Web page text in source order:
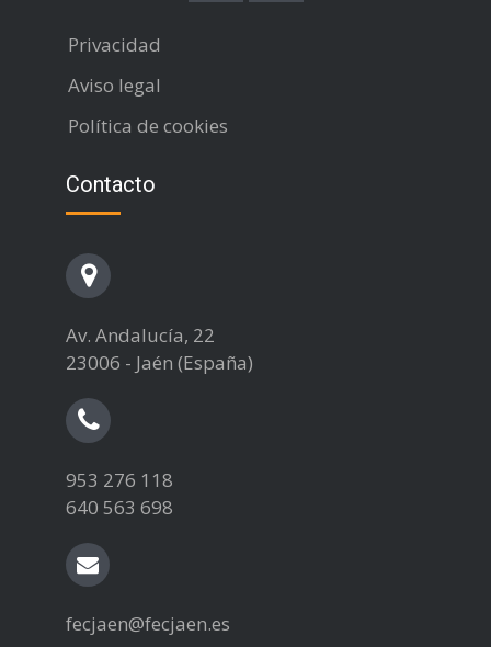
Privacidad
Aviso legal
Política de cookies
Contacto
Av. Andalucía, 22
23006 - Jaén (España)
953 276 118
640 563 698
fecjaen@fecjaen.es